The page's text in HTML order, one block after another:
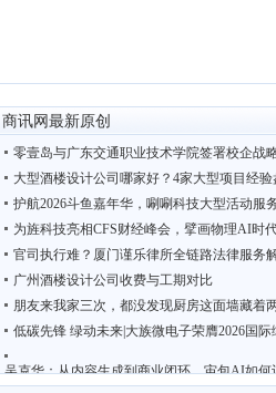
商讯网最新原创
零壹岛与广东交通职业技术学院签署校企战
大型酒楼设计公司哪家好？4家大型项目经验
护航2026斗鱼嘉年华，唰唰科技大型活动服
为旌科技亮相CFS财经峰会，擘画物理AI时
官司执行难？厦门谨乐律所全链路法律服务
广州酒楼设计公司收费与工期对比
朋友来我家三次，都没发现厨房这面墙藏着
低碳先锋 绿动未来|大族微电子荣膺2026国际
吴克华：从内容生成到商业闭环，宙包AI如何